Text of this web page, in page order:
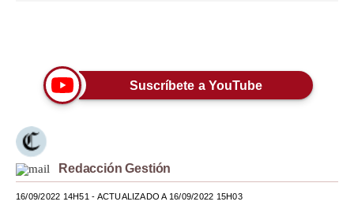
Tendencias
Lujo
Viajes
Moda
Suscríbete a YouTube
Redacción Gestión
16/09/2022 14H51 - ACTUALIZADO A 16/09/2022 15H03